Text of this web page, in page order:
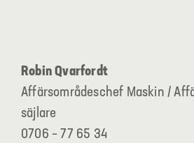
Robin Qvarfordt
Affärsområdeschef Maskin /
säjlare
0706 – 77 65 34